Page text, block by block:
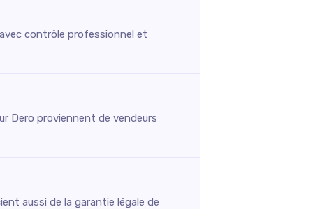
contrôle professionnel et
Dero proviennent de vendeurs
aussi de la garantie légale de